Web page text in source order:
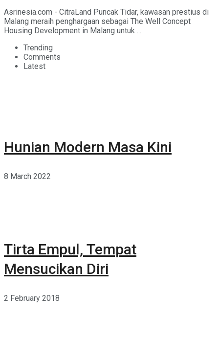
Asrinesia.com - CitraLand Puncak Tidar, kawasan prestius di
Malang meraih penghargaan sebagai The Well Concept
Housing Development in Malang untuk ...
Trending
Comments
Latest
Hunian Modern Masa Kini
8 March 2022
Tirta Empul, Tempat
Mensucikan Diri
2 February 2018